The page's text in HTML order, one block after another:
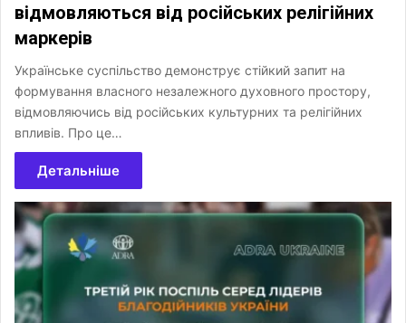
відмовляються від російських релігійних
маркерів
Українське суспільство демонструє стійкий запит на
формування власного незалежного духовного простору,
відмовляючись від російських культурних та релігійних
впливів. Про це…
Детальніше